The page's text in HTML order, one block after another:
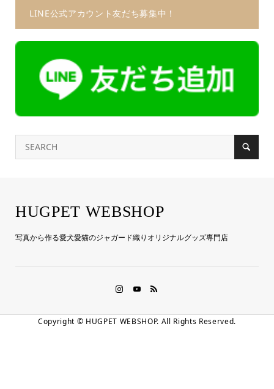
LINE公式アカウント友だち募集中！
HUGPET WEBSHOP
写真から作る愛犬愛猫のジャガード織りオリジナルグッズ専門店
Copyright © HUGPET WEBSHOP. All Rights Reserved.